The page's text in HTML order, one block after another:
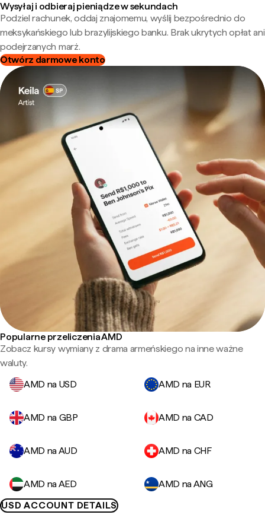
Wysyłaj i odbieraj pieniądze w sekundach
Podziel rachunek, oddaj znajomemu, wyślij bezpośrednio do
meksykańskiego lub brazylijskiego banku. Brak ukrytych opłat ani
podejrzanych marż.
Otwórz darmowe konto
Popularne przeliczenia AMD
Zobacz kursy wymiany z drama armeńskiego na inne ważne
waluty.
AMD na USD
AMD na EUR
AMD na GBP AMD na CAD
AMD na AUD AMD na CHF
AMD na AED
AMD na ANG
USD ACCOUNT DETAILS